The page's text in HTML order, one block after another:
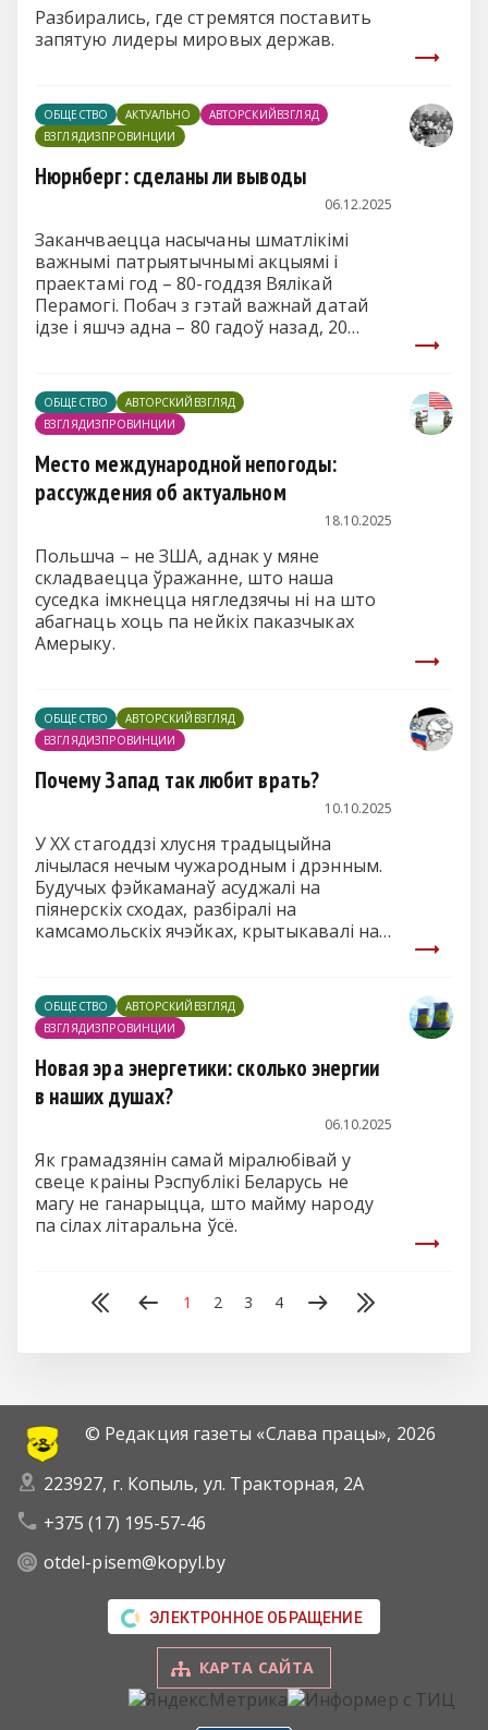
Разбирались, где стремятся поставить
запятую лидеры мировых держав.
ОБЩЕСТВО АКТУАЛЬНО
АВТОРСКИЙВЗГЛЯД
ВЗГЛЯДИЗПРОВИНЦИИ
Нюрнберг: сделаны ли выводы
06.12.2025
Заканчваецца насычаны шматлікімі
важнымі патрыятычнымі акцыямі і
праектамі год – 80-годдзя Вялікай
Перамогі. Побач з гэтай важнай датай
ідзе і яшчэ адна – 80 гадоў назад, 20
важнейшых судовых працэсаў у гісторыі
чалавецтва.
ОБЩЕСТВО
АВТОРСКИЙВЗГЛЯД
ВЗГЛЯДИЗПРОВИНЦИИ
Место международной непогоды:
рассуждения об актуальном
18.10.2025
Польшча – не ЗША, аднак у мяне
складваецца ўражанне, што наша
суседка імкнецца нягледзячы ні на што
абагнаць хоць па нейкіх паказчыках
Амерыку.
ОБЩЕСТВО
АВТОРСКИЙВЗГЛЯД
ВЗГЛЯДИЗПРОВИНЦИИ
Почему Запад так любит врать?
10.10.2025
У ХХ стагоддзі хлусня традыцыйна
лічылася нечым чужародным і дрэнным.
Будучых фэйкаманаў асуджалі на
піянерскіх сходах, разбіралі на
камсамольскіх ячэйках, крытыкавалі на
папрасіць. Вядома, былі распаўсюджаны
падхалімаж і нават двурушніцтва: адзін і
той жа чалавек мог мець некалькі
іпастасяў, калі дома адзін, на вучобе ці
працы – зусім супрацьлеглы. Аднак
такая стопавярховая фэйкаманія нашым
ОБЩЕСТВО
АВТОРСКИЙВЗГЛЯД
ВЗГЛЯДИЗПРОВИНЦИИ
Новая эра энергетики: сколько энергии
в наших душах?
06.10.2025
Як грамадзянін самай міралюбівай у
свеце краіны Рэспублікі Беларусь не
магу не ганарыцца, што майму народу
па сілах літаральна ўсё.
1 2 3 4
© Редакция газеты «Слава працы», 2026
223927, г. Копыль, ул. Тракторная, 2А
+375 (17) 195-57-46
otdel-pisem@kopyl.by
ЭЛЕКТРОННОЕ ОБРАЩЕНИЕ
КАРТА САЙТА